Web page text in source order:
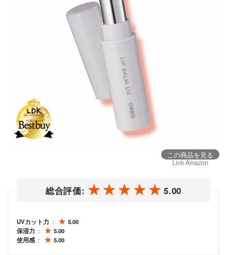
この商品を見る
Link Amazon
総合評価: 5.00
UVカット力
5.00
保湿力
5.00
使用感
5.00